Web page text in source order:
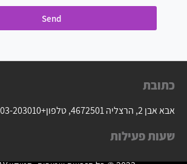
Send
כתובת
אבא אבן 2, הרצליה 4672501, טלפון +972-503-203010
שעות פעילות